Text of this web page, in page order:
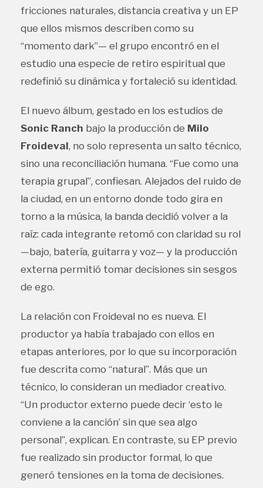
fricciones naturales, distancia creativa y un EP
que ellos mismos describen como su
“momento dark”— el grupo encontró en el
estudio una especie de retiro espiritual que
redefinió su dinámica y fortaleció su identidad.
El nuevo álbum, gestado en los estudios de
Sonic Ranch bajo la producción de Milo
Froideval, no solo representa un salto técnico,
sino una reconciliación humana. “Fue como una
terapia grupal”, confiesan. Alejados del ruido de
la ciudad, en un entorno donde todo gira en
torno a la música, la banda decidió volver a la
raíz: cada integrante retomó con claridad su rol
—bajo, batería, guitarra y voz— y la producción
externa permitió tomar decisiones sin sesgos
de ego.
La relación con Froideval no es nueva. El
productor ya había trabajado con ellos en
etapas anteriores, por lo que su incorporación
fue descrita como “natural”. Más que un
técnico, lo consideran un mediador creativo.
“Un productor externo puede decir ‘esto le
conviene a la canción’ sin que sea algo
personal”, explican. En contraste, su EP previo
fue realizado sin productor formal, lo que
generó tensiones en la toma de decisiones.